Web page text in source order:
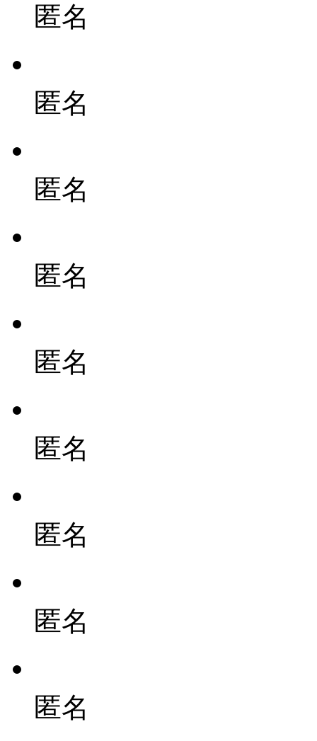
匿名
匿名
匿名
匿名
匿名
匿名
匿名
匿名
匿名